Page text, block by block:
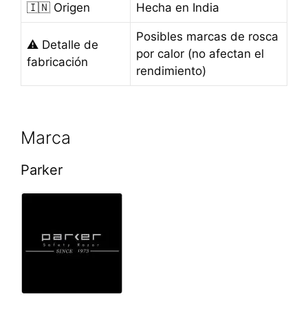
🇮🇳 Origen Hecha en India
⚠️ Detalle de
fabricación
Posibles marcas de rosca
por calor (no afectan el
rendimiento)
Marca
Parker